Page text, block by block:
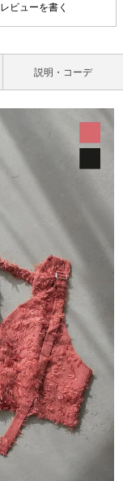
レビューを書く
説明・コーデ